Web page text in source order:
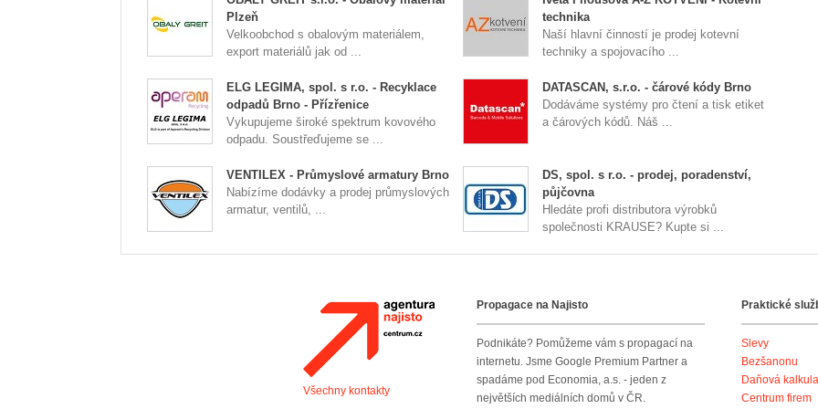
Plzeň
Velkoobchod s obalovým materiálem,
export materiálů jak od ...
technika
Naší hlavní činností je prodej kotevní
techniky a spojovacího ...
ELG LEGIMA, spol. s r.o. - Recyklace
odpadů Brno - Přízřenice
Vykupujeme široké spektrum kovového
odpadu. Soustřeďujeme se ...
DATASCAN, s.r.o. - čárové kódy Brno
Dodáváme systémy pro čtení a tisk etiket
a čárových kódů. Náš ...
VENTILEX - Průmyslové armatury Brno
Nabízíme dodávky a prodej průmyslových
armatur, ventilů, ...
DS, spol. s r.o. - prodej, poradenství,
půjčovna
Hledáte profi distributora výrobků
společnosti KRAUSE? Kupte si ...
Agentura Najisto
Všechny kontakty
Propagace na Najisto
Podnikáte? Pomůžeme vám s propagací na
internetu. Jsme Google Premium Partner a
spadáme pod Economia, a.s. - jeden z
největších mediálních domů v ČR.
Praktické
Slevy
Bezšanonu
Daňová
Centrum firem